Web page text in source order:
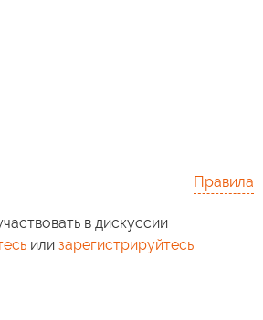
Правила
в дискуссии
или зарегистрируйтесь